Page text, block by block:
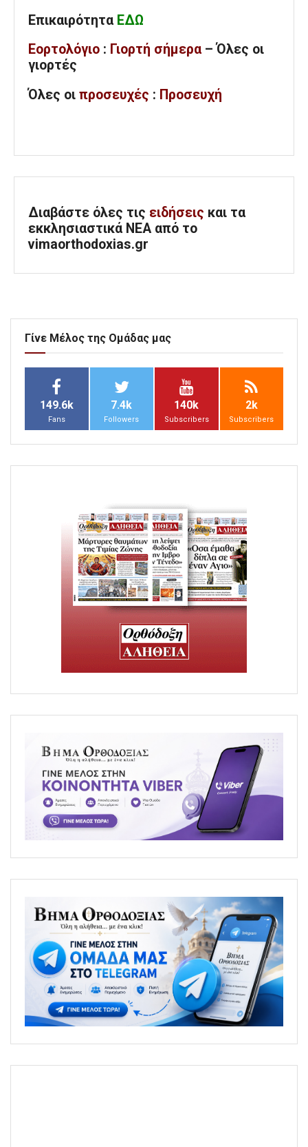
Επικαιρότητα ΕΔΩ
Εορτολόγιο : Γιορτή σήμερα – Όλες οι
γιορτές
Όλες οι προσευχές : Προσευχή
Διαβάστε όλες τις ειδήσεις και τα
εκκλησιαστικά ΝΕΑ από το
vimaorthodoxias.gr
Γίνε Μέλος της Ομάδας μας
149.6k
Fans
7.4k
Followers
140k
Subscribers
2k
Subscribers